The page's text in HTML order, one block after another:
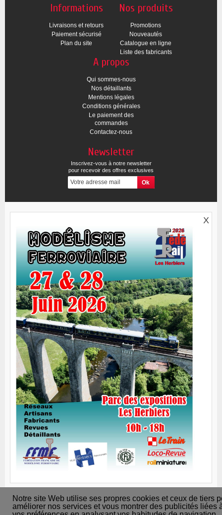
Informations
Livraisons et retours
Paiement sécurisé
Plan du site
Nos produits
Promotions
Nouveautés
Catalogue en ligne
Liste des fabricants
A propos
Qui sommes-nous
Nos détaillants
Mentions légales
Conditions générales
Le paiement des
commandes
Contactez-nous
Newsletter
Inscrivez-vous à notre newsletter
pour recevoir des offres exclusives
X
Nos revendeurs
Notre site Web utilise ses propres cookies et ceux de tiers
améliorer nos services et vous montrer des publicités liées